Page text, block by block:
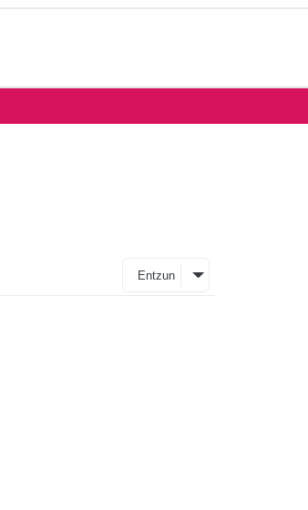
Entzun